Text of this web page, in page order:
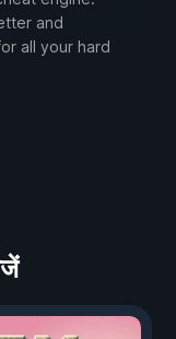
and
all your hard